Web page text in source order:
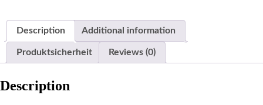
Description Additional information
Produktsicherheit Reviews (0)
Description